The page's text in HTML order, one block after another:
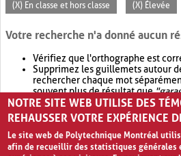
(X) En classe et hors classe (X) Élevée
Votre recherche n'a donné aucun
Vérifiez que l'orthographe est
Supprimez les guillemets autour
rechercher chaque mot
souvent plus de résultat que
Envisagez d'élargir votre
retournera souvent plus de
NOTRE SITE WEB UTILISE DES
REHAUSSER VOTRE EXPÉRIENCE
Le site web de Polytechnique Montréal
afin de recueillir des statistiques